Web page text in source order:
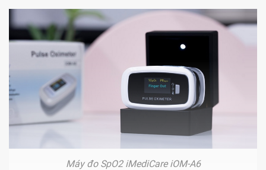
Máy đo SpO2 iMediCare iOM-A6